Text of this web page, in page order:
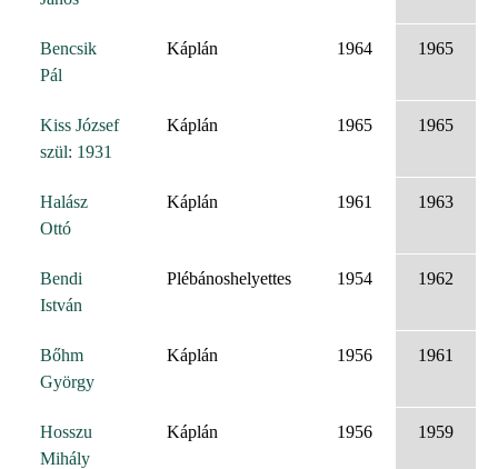
Bencsik
Pál
Káplán 1964 1965
Kiss József
szül: 1931
Káplán 1965 1965
Halász
Ottó
Káplán 1961 1963
Bendi
István
Plébánoshelyettes 1954 1962
Bőhm
György
Káplán 1956 1961
Hosszu
Mihály
Káplán 1956 1959